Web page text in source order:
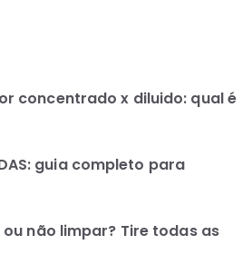
concentrado x diluido: qual é
guia completo para
não limpar? Tire todas as